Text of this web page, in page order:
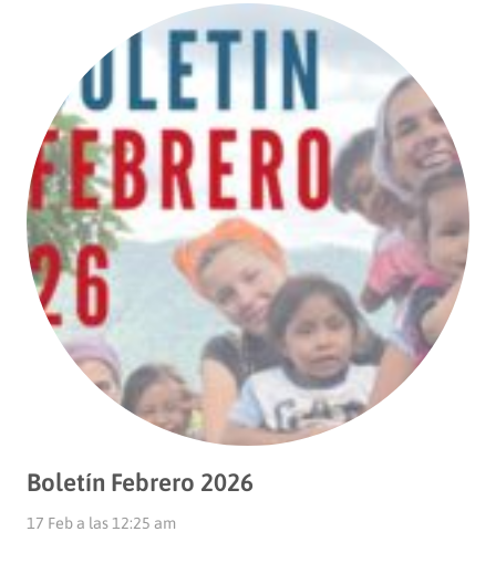
Boletín Febrero 2026
17 Feb a las 12:25 am